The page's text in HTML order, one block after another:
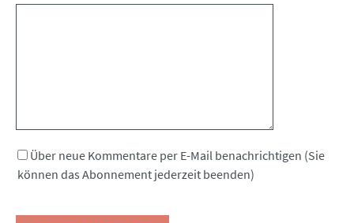
Über neue Kommentare per E-Mail benachrichtigen (Sie
können das Abonnement jederzeit beenden)